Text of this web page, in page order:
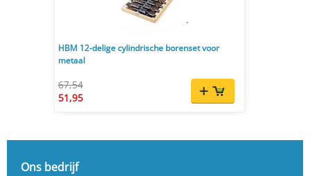
HBM 12-delige cylindrische borenset voor
metaal
67,54
51,95
Ons bedrijf